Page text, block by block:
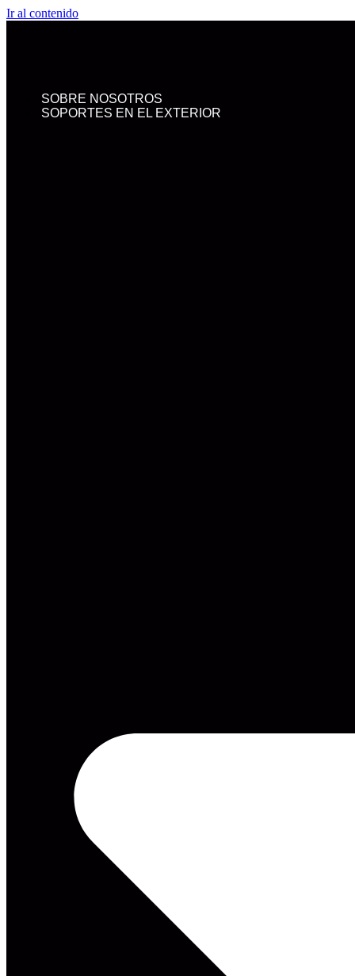
Ir al contenido
SOBRE NOSOTROS
SOPORTES EN EL EXTERIOR